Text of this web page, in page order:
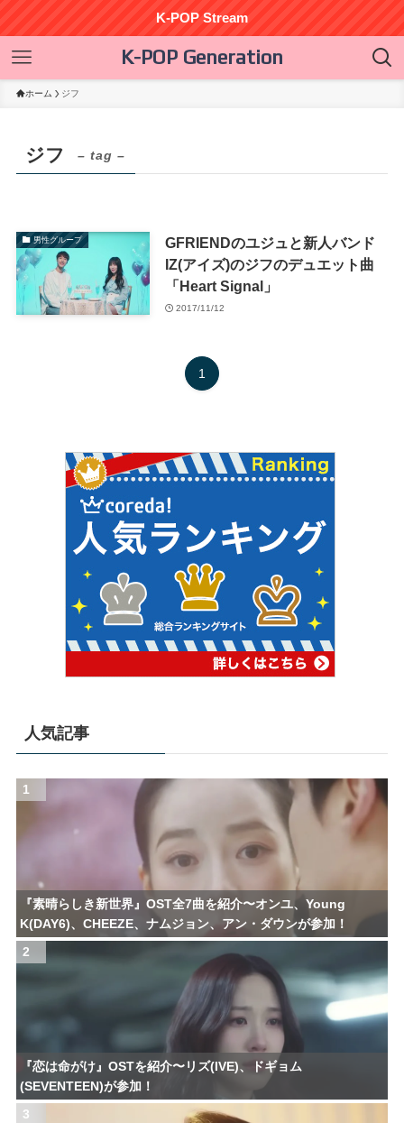
K-POP Stream
K-POP Generation
ホーム ジフ
ジフ – tag –
男性グループ
GFRIENDのユジュと新人バンド
IZ(アイズ)のジフのデュエット曲
「Heart Signal」
2017/11/12
1
人気記事
1
『素晴らしき新世界』OST全7曲を紹介〜オンユ、Young
K(DAY6)、CHEEZE、ナムジョン、アン・ダウンが参加！
2
『恋は命がけ』OSTを紹介〜リズ(IVE)、ドギョム
(SEVENTEEN)が参加！
3